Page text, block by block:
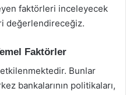
faktörleri inceleyecek
değerlendireceğiz.
Faktörler
Bunlar
bankalarının politikaları,